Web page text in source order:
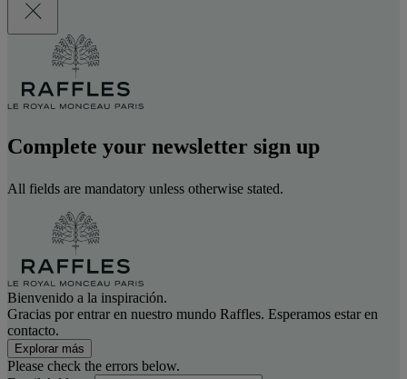
Complete your newsletter sign up
All fields are mandatory unless otherwise stated.
Bienvenido a la inspiración.
Gracias por entrar en nuestro mundo Raffles. Esperamos estar en
contacto.
Explorar más
Please check the errors below.